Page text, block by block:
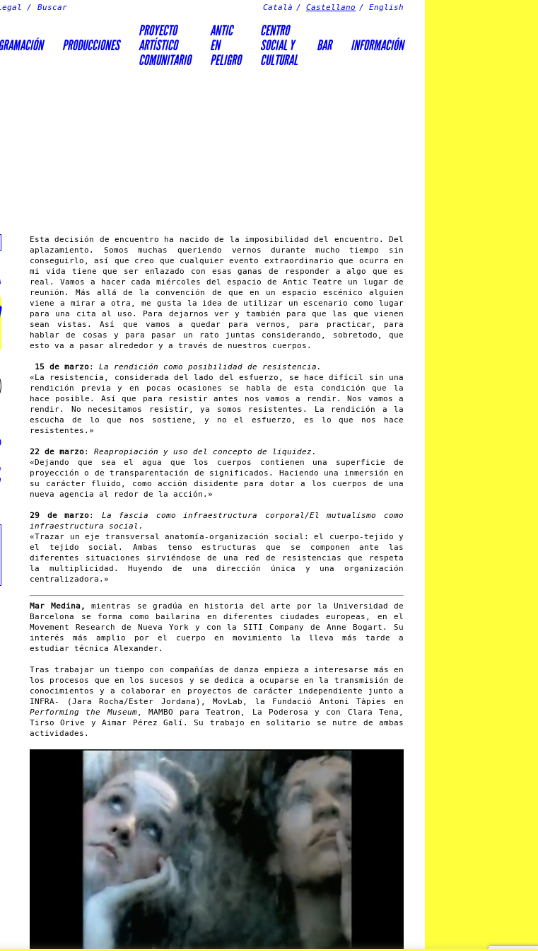
Català Castellano English
PRODUCCIONES
PROYECTO
ARTÍSTICO
COMUNITARIO
ANTIC
EN
PELIGRO
CENTRO
SOCIAL Y
CULTURAL
BAR INFORMACIÓN
Esta decisión de encuentro ha nacido de la imposibilidad del encuentro. Del
aplazamiento. Somos muchas queriendo vernos durante mucho tiempo sin
conseguirlo, así que creo que cualquier evento extraordinario que ocurra en
mi vida tiene que ser enlazado con esas ganas de responder a algo que es
real. Vamos a hacer cada miércoles del espacio de Antic Teatre un lugar de
reunión. Más allá de la convención de que en un espacio escénico alguien
viene a mirar a otra, me gusta la idea de utilizar un escenario como lugar
para una cita al uso. Para dejarnos ver y también para que las que vienen
sean vistas. Así que vamos a quedar para vernos, para practicar, para
hablar de cosas y para pasar un rato juntas considerando, sobretodo, que
esto va a pasar alrededor y a través de nuestros cuerpos.
15 de marzo: La rendición como posibilidad de resistencia.
«La resistencia, considerada del lado del esfuerzo, se hace difícil sin una
rendición previa y en pocas ocasiones se habla de esta condición que la
hace posible. Así que para resistir antes nos vamos a rendir. Nos vamos a
rendir. No necesitamos resistir, ya somos resistentes. La rendición a la
escucha de lo que nos sostiene, y no el esfuerzo, es lo que nos hace
resistentes.»
22 de marzo: Reapropiación y uso del concepto de liquidez.
«Dejando que sea el agua que los cuerpos contienen una superficie de
proyección o de transparentación de significados. Haciendo una inmersión en
su carácter fluido, como acción disidente para dotar a los cuerpos de una
nueva agencia al redor de la acción.»
29 de marzo: La fascia como infraestructura corporal/El mutualismo como
infraestructura social.
«Trazar un eje transversal anatomía-organización social: el cuerpo-tejido y
el tejido social. Ambas tenso estructuras que se componen ante las
diferentes situaciones sirviéndose de una red de resistencias que respeta
la multiplicidad. Huyendo de una dirección única y una organización
centralizadora.»
Mar Medina,
mientras se gradúa en historia del arte por la Universidad de
Barcelona se forma como bailarina en diferentes ciudades europeas, en el
Movement Research de Nueva York y con la SITI Company de Anne Bogart. Su
interés más amplio por el cuerpo en movimiento la lleva más tarde a
estudiar técnica Alexander.
Tras trabajar un tiempo con compañías de danza empieza a interesarse más en
los procesos que en los sucesos y se dedica a ocuparse en la transmisión de
conocimientos y a colaborar en proyectos de carácter independiente junto a
INFRA- (Jara Rocha/Ester Jordana), MovLab, la Fundació Antoni Tàpies en
Performing the Museum, MAMBO para Teatron, La Poderosa y con Clara Tena,
Tirso Orive y Aimar Pérez Galí. Su trabajo en solitario se nutre de ambas
actividades.